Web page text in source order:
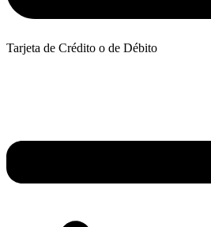
Tarjeta de Crédito o de Débito